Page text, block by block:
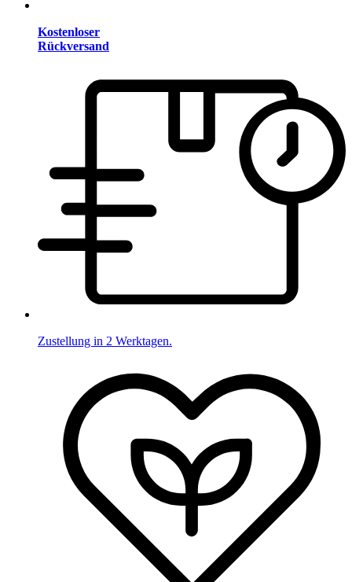
Kostenloser
Rückversand
Zustellung in 2 Werktagen.